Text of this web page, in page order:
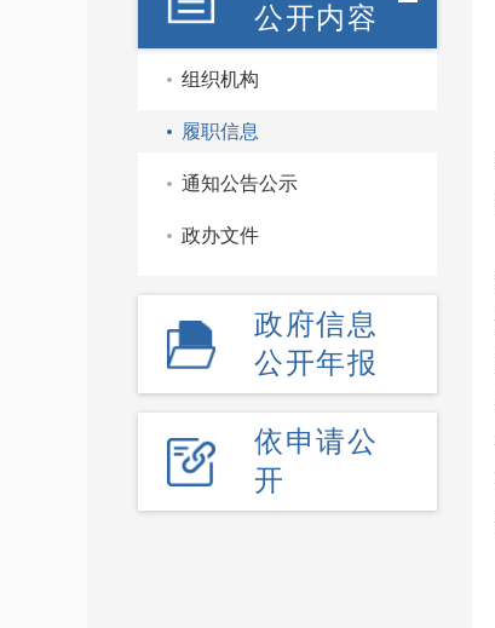
公开内容
组织机构
履职信息
通知公告公示
政办文件
政府信息
公开年报
依申请公
开